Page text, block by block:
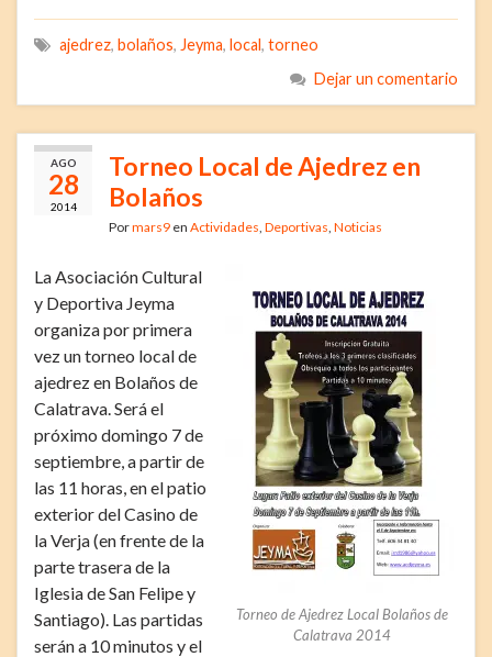
ajedrez, bolaños, Jeyma, local, torneo
Dejar un comentario
AGO
28
2014
Torneo Local de Ajedrez en
Bolaños
Pormars9 en Actividades Deportivas Noticias
Torneo de Ajedrez Local Bolaños de
Calatrava 2014
La Asociación Cultural
y Deportiva Jeyma
organiza por primera
vez un torneo local de
ajedrez en Bolaños de
Calatrava. Será el
próximo domingo 7 de
septiembre, a partir de
las 11 horas, en el patio
exterior del Casino de
la Verja (en frente de la
parte trasera de la
Iglesia de San Felipe y
Santiago). Las partidas
serán a 10 minutos y el